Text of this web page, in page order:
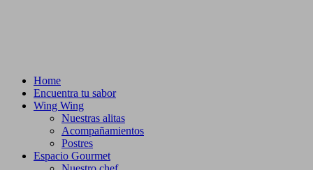
Home
Encuentra tu sabor
Wing Wing
Nuestras alitas
Acompañamientos
Postres
Espacio Gourmet